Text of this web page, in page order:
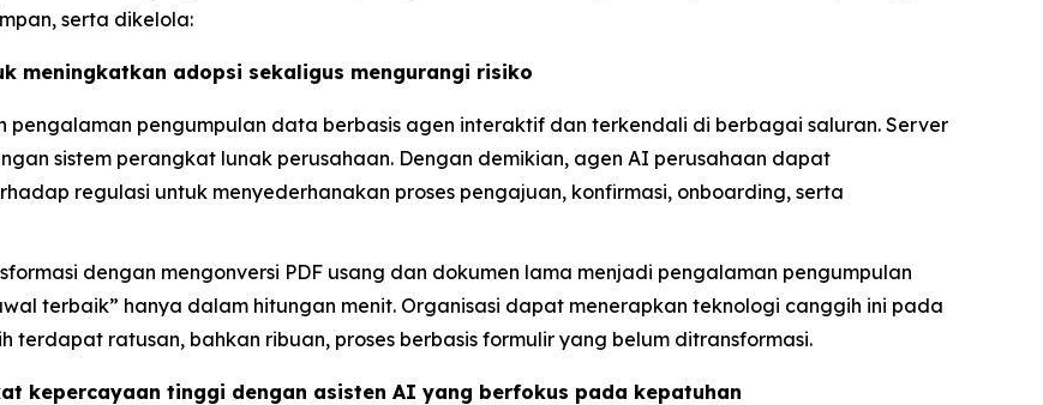
serta dikelola:
meningkatkan adopsi sekaligus mengurangi risiko
pengalaman pengumpulan data berbasis agen interaktif dan terkendali di berbagai saluran. Server
sistem perangkat lunak perusahaan. Dengan demikian, agen AI perusahaan dapat
regulasi untuk menyederhanakan proses pengajuan, konfirmasi, onboarding, serta
dengan mengonversi PDF usang dan dokumen lama menjadi pengalaman pengumpulan
terbaik” hanya dalam hitungan menit. Organisasi dapat menerapkan teknologi canggih ini pada
terdapat ratusan, bahkan ribuan, proses berbasis formulir yang belum ditransformasi.
kepercayaan tinggi dengan asisten AI yang berfokus pada kepatuhan